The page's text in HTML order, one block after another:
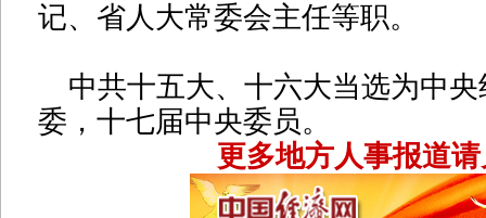
记、省人大常委会主任等职。
中共十五大、十六大当选为中央
委，十七届中央委员。
更多地方人事报道